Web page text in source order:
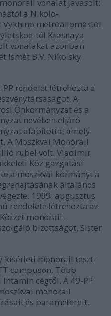
vonalat javasolt:
a Nikolo-
Vykhino metróállomástól
tól Krasnaya
vonalakat azonban
ismét B.V. Nikolsky
rendelet létrehozta a
A
Önkormányzat és a
nevében eljáró
alapította, amely
A Moszkvai Monorail
rubel volt. Vladimir
Közigazgatási
a moszkvai kormányt a
általános
1999. augusztus
rendelete létrehozta az
monorail-
bizottságot, Sister
kísérleti monorail teszt-
campuson. Több
cégtől. A 49-PP
monorail
és paramétereit.